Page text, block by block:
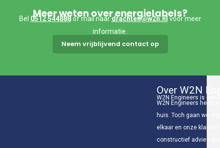
Meer weten over energielabels?
Bel 0512 544888of mail naardrachten@w2n.nl voor meer
informatie.
Neem vrijblijvend contact op
Over W2N
W2N Engineers is een
W2N Engineers heeft
huis. Toch gaan we
elkaar en onze
constructief advies